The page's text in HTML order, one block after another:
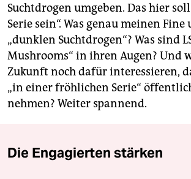
Suchtdrogen umgeben. Das hier
Serie sein“. Was genau meinen
„dunklen Suchtdrogen“? Was sind
Mushrooms“ in ihren Augen? Und
Zukunft noch dafür interessieren,
„in einer fröhlichen Serie“
nehmen? Weiter spannend.
Die Engagierten stärken